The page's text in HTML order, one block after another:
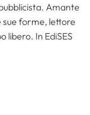
Amante
sue forme, lettore
libero. In EdiSES